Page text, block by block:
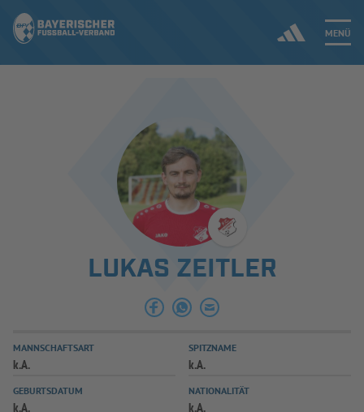
MENÜ
ERGEBNISSE & WETTBEWERBE
SPIELBETRIEB & VERBANDSLEBEN
AUSBILDUNG & FÖRDERUNG
SPIELPLUS
LUKAS ZEITLER
MANNSCHAFTSART
k.A.
SPITZNAME
k.A.
GEBURTSDATUM
k.A.
NATIONALITÄT
k.A.